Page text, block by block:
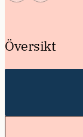
Översikt